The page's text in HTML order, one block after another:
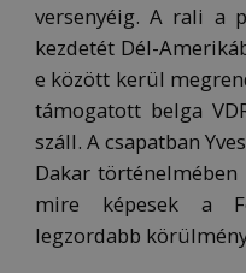
versenyéig. A rali a
kezdetét Dél-
e között kerül
támogatott belga
száll. A csapatban
Dakar
mire képesek a
legzordabb